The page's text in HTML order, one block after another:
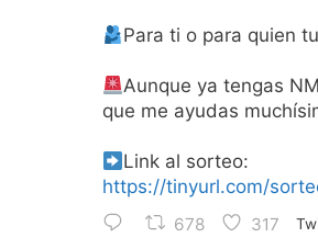
Para ti o para quien
Aunque ya tengas
que me ayudas
Link al sorteo:
https://tinyurl.com/
678 317